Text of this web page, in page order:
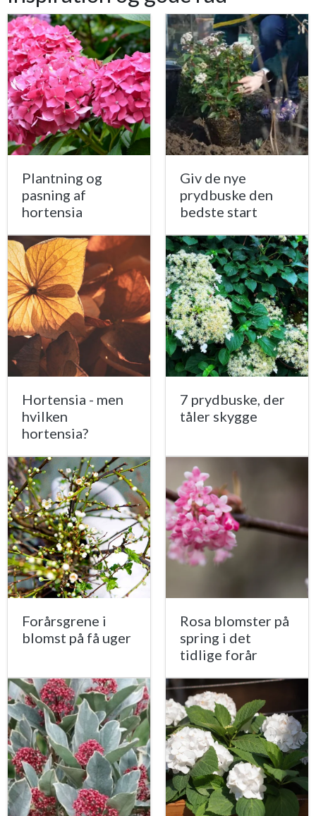
Plantning og
pasning af
hortensia
Giv de nye
prydbuske den
bedste start
Hortensia - men
hvilken
hortensia?
7 prydbuske, der
tåler skygge
Forårsgrene i
blomst på få uger
Rosa blomster på
spring i det
tidlige forår